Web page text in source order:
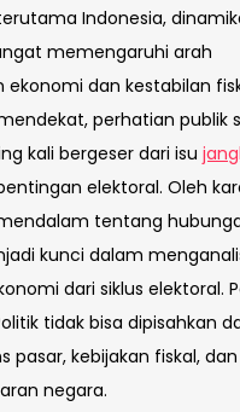
Indonesia,
memengaruhi arah
dan kestabilan
perhatian publik
kali bergeser dari isu
elektoral. Oleh
tentang
kunci dalam
dari siklus elektoral.
tidak bisa dipisahkan
pasar, kebijakan fiskal, dan
negara.